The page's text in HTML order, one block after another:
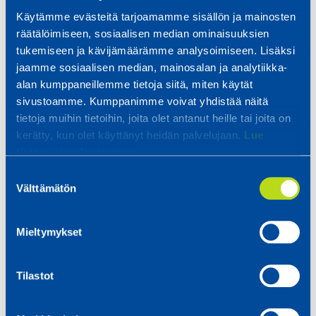
Käytämme evästeitä tarjoamamme sisällön ja mainosten
räätälöimiseen, sosiaalisen median ominaisuuksien
tukemiseen ja kävijämäärämme analysoimiseen. Lisäksi
jaamme sosiaalisen median, mainosalan ja analytiikka-
alan kumppaneillemme tietoja siitä, miten käytät
sivustoamme. Kumppanimme voivat yhdistää näitä
tietoja muihin tietoihin, joita olet antanut heille tai joita on
kerätty, kun olet käyttänyt heidän palvelujaan. Lue
valinta
Välttämätön
Mieltymykset
Tilastot
kvalitetskontroll”, säger Jarkko Ketomäki,
Relicomps chef för skärning och formning.
Helheten har planerats under lång tid och
personalens fysiska arbetsbelastning har beaktats
Bakgrunden till projektet är kvalitetssäkring
och upprätthållning av hög leveranssäkerhet.
Den väsentligaste drivkraften för
anställdas säkerhet och vidareutveckla